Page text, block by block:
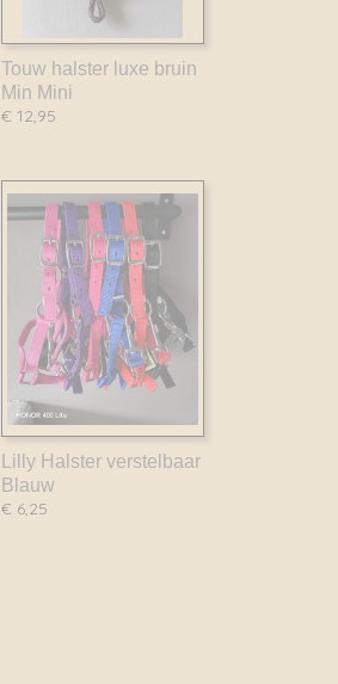
Touw halster luxe bruin
Min Mini
€ 12,95
Lilly Halster verstelbaar
Blauw
€ 6,25